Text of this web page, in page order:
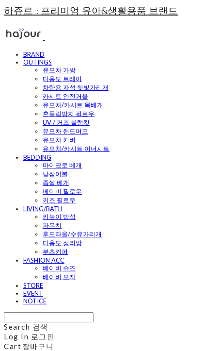
하쥬르 :: 프리미엄 유아&생활용품 브랜드
BRAND
OUTINGS
유모차 가방
다용도 트레이
차량용 자석 햇빛가리개
카시트 안전거울
유모차/카시트 목베개
흔들림방지 필로우
UV / 거즈 블랭킷
유모차 핸드머프
유모차 커버
유모차/카시트 이너시트
BEDDING
마이크로 베개
낮잠이불
좁쌀 베개
베이비 필로우
키즈 필로우
LIVING/BATH
키높이 방석
파우치
후드타올/수유가리개
다용도 정리망
부츠키퍼
FASHION ACC
베이비 슈즈
베이비 모자
STORE
EVENT
NOTICE
Search 검색
Log In 로그인
Cart 장바구니